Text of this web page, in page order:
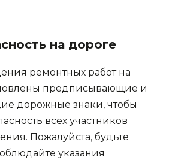
на дороге
ремонтных работ на
предписывающие и
дорожные знаки, чтобы
всех участников
Пожалуйста, будьте
указания